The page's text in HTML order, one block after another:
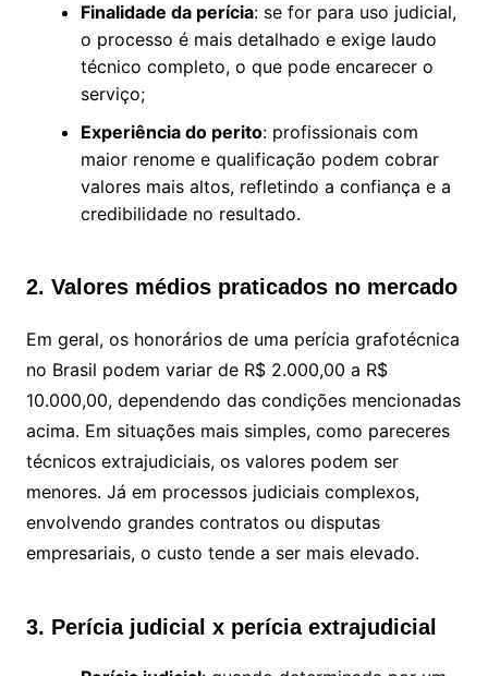
Finalidade da perícia: se for para uso judicial,
o processo é mais detalhado e exige laudo
técnico completo, o que pode encarecer o
serviço;
Experiência do perito: profissionais com
maior renome e qualificação podem cobrar
valores mais altos, refletindo a confiança e a
credibilidade no resultado.
2. Valores médios praticados no mercado
Em geral, os honorários de uma perícia grafotécnica
no Brasil podem variar de R$ 2.000,00 a R$
10.000,00, dependendo das condições mencionadas
acima. Em situações mais simples, como pareceres
técnicos extrajudiciais, os valores podem ser
menores. Já em processos judiciais complexos,
envolvendo grandes contratos ou disputas
empresariais, o custo tende a ser mais elevado.
3. Perícia judicial x perícia extrajudicial